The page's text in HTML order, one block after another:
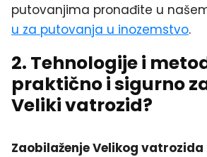
putovanjima pronađite u
u za putovanja u inozemstvo.
2. Tehnologije i
praktično i sigurno
Veliki vatrozid?
Zaobilaženje Velikog vatrozida